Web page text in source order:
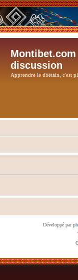
discussion
Apprendre le tibétain, c'est
Développé par